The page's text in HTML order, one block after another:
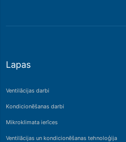
Lapas
Ventilācijas darbi
Kondicionēšanas darbi
Mikroklimata ierīces
Ventilācijas un kondicionēšanas tehnoloģija